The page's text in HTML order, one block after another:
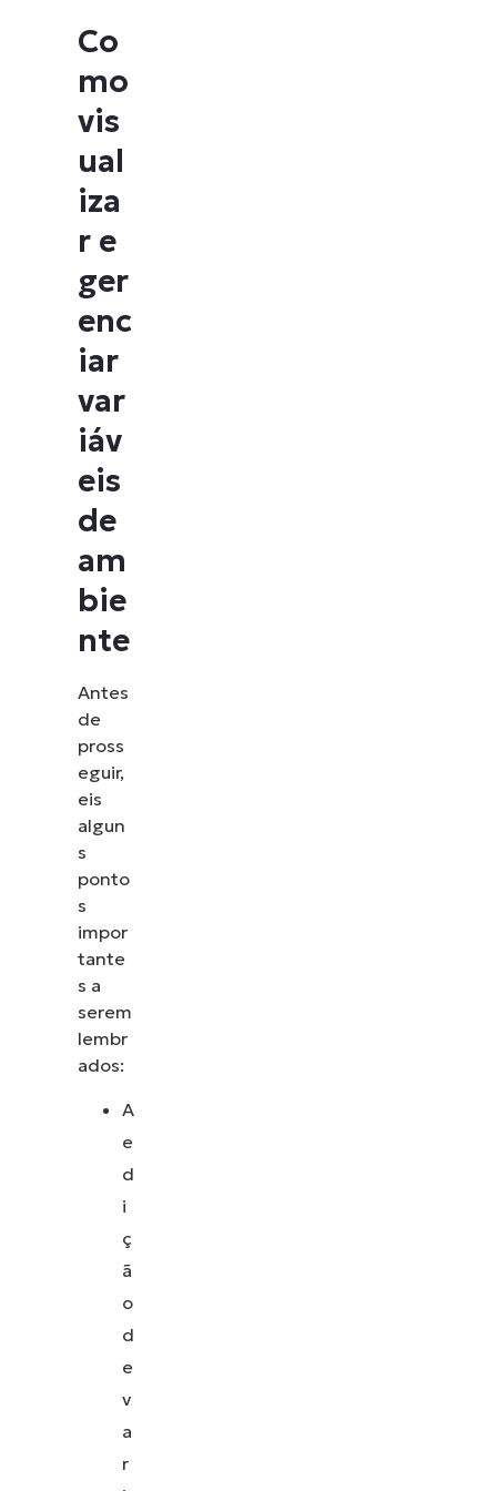
Co
mo
vis
ual
iza
r e
ger
enc
iar
var
iáv
eis
de
am
bie
nte
Antes
de
pross
eguir,
eis
algun
s
ponto
s
impor
tante
s a
serem
lembr
ados:
A
e
d
i
ç
ã
o
d
e
v
a
r